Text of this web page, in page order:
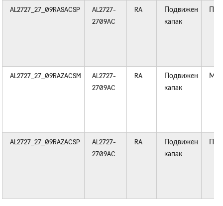
AL2727_27_09RASACSP
AL2727-
2709AC
RA
Подвижен
капак
AL2727_27_09RAZACSM
AL2727-
2709AC
RA
Подвижен
капак
AL2727_27_09RAZACSP
AL2727-
2709AC
RA
Подвижен
капак